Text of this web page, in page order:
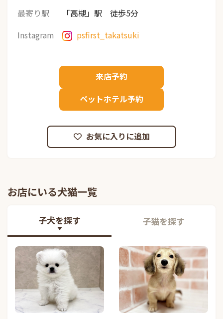
最寄り駅
「高槻」駅 徒歩5分
Instagram
psfirst_takatsuki
来店予約
ペットホテル予約
お気に入りに追加
お店にいる犬猫一覧
子犬を探す 子猫を探す